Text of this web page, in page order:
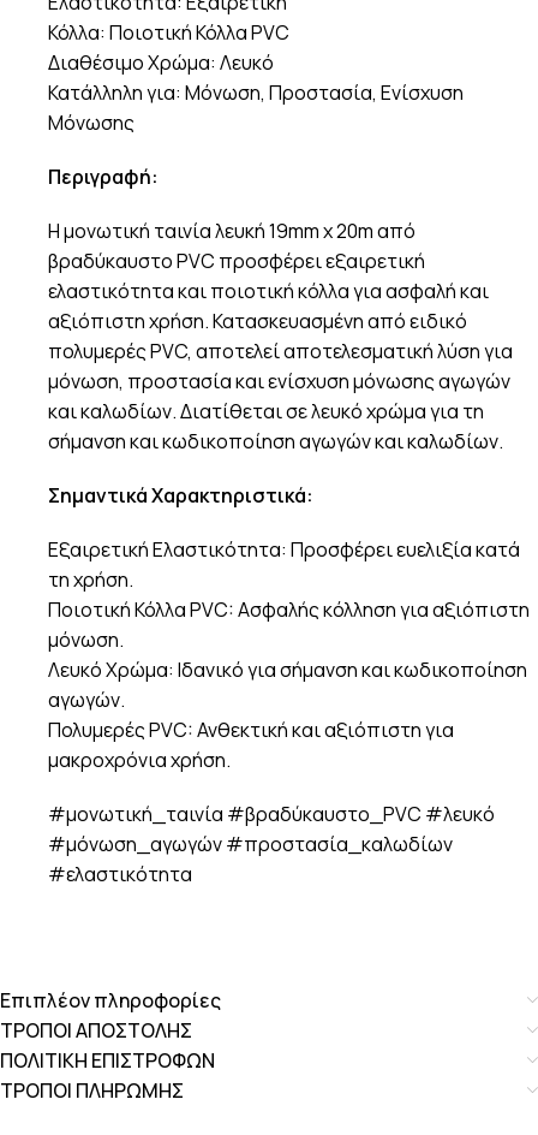
Κόλλα: Ποιοτική Κόλλα PVC
Διαθέσιμο Χρώμα: Λευκό
Κατάλληλη για: Μόνωση, Προστασία, Ενίσχυση
Μόνωσης
Περιγραφή:
Η μονωτική ταινία λευκή 19mm x 20m από
βραδύκαυστο PVC προσφέρει εξαιρετική
ελαστικότητα και ποιοτική κόλλα για ασφαλή και
αξιόπιστη χρήση. Κατασκευασμένη από ειδικό
πολυμερές PVC, αποτελεί αποτελεσματική λύση για
μόνωση, προστασία και ενίσχυση μόνωσης αγωγών
και καλωδίων. Διατίθεται σε λευκό χρώμα για τη
σήμανση και κωδικοποίηση αγωγών και καλωδίων.
Σημαντικά Χαρακτηριστικά:
Εξαιρετική Ελαστικότητα: Προσφέρει ευελιξία κατά
τη χρήση.
Ποιοτική Κόλλα PVC: Ασφαλής κόλληση για αξιόπιστη
μόνωση.
Λευκό Χρώμα: Ιδανικό για σήμανση και κωδικοποίηση
αγωγών.
Πολυμερές PVC: Ανθεκτική και αξιόπιστη για
μακροχρόνια χρήση.
#μονωτική_ταινία #βραδύκαυστο_PVC #λευκό
#μόνωση_αγωγών #προστασία_καλωδίων
#ελαστικότητα
Επιπλέον πληροφορίες
ΤΡΟΠΟΙ ΑΠΟΣΤΟΛΗΣ
ΠΟΛΙΤΙΚΗ ΕΠΙΣΤΡΟΦΩΝ
ΤΡΟΠΟΙ ΠΛΗΡΩΜΗΣ